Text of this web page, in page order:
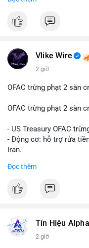
#btcmempool65k
hàng năm (CAGR) ấn
Điều gì đang thúc đẩy
Vlike Wire
2 giờ
OFAC trừng phạt 2 sàn
OFAC trừng phạt 2 sàn
- US Treasury OFAC
- Động cơ: hỗ trợ rửa
Iran.
- Tác động: rủi ro cho
#binancesquare
#vlikevn #titanbot
Đọc thêm
Tín Hiệu Alpha
2 giờ